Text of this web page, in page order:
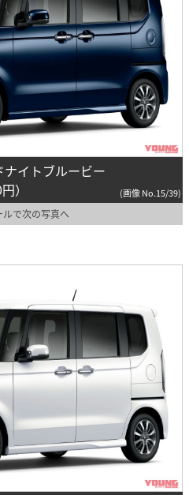
ナイトブルービー
）
(画像 No.15/39)
ルで次の写真へ